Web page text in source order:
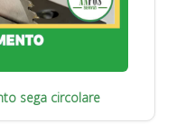
sega circolare